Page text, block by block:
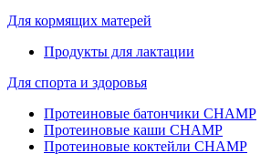
Для кормящих матерей
Продукты для лактации
Для спорта и здоровья
Протеиновые батончики CHAMP
Протеиновые каши CHAMP
Протеиновые коктейли CHAMP